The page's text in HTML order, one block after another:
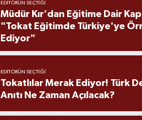
EDITÖRÜN SEÇTIĞI
Müdür Kır'dan Eğitime Dair
"Tokat Eğitimde Türkiye'ye
Ediyor"
EDITÖRÜN SEÇTIĞI
Tokatlılar Merak Ediyor! Türk
Anıtı Ne Zaman Açılacak?